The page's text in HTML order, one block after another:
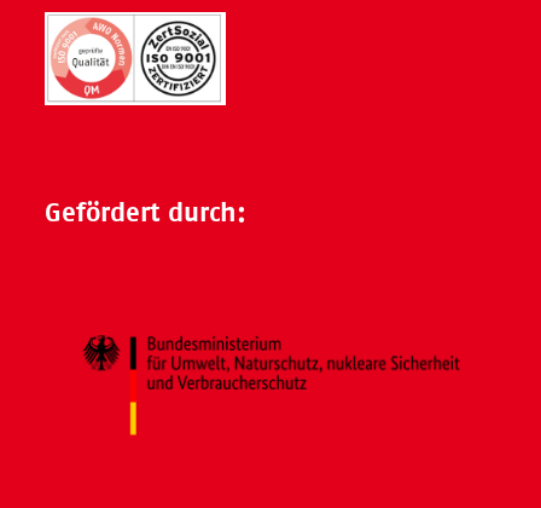
Gefördert durch: